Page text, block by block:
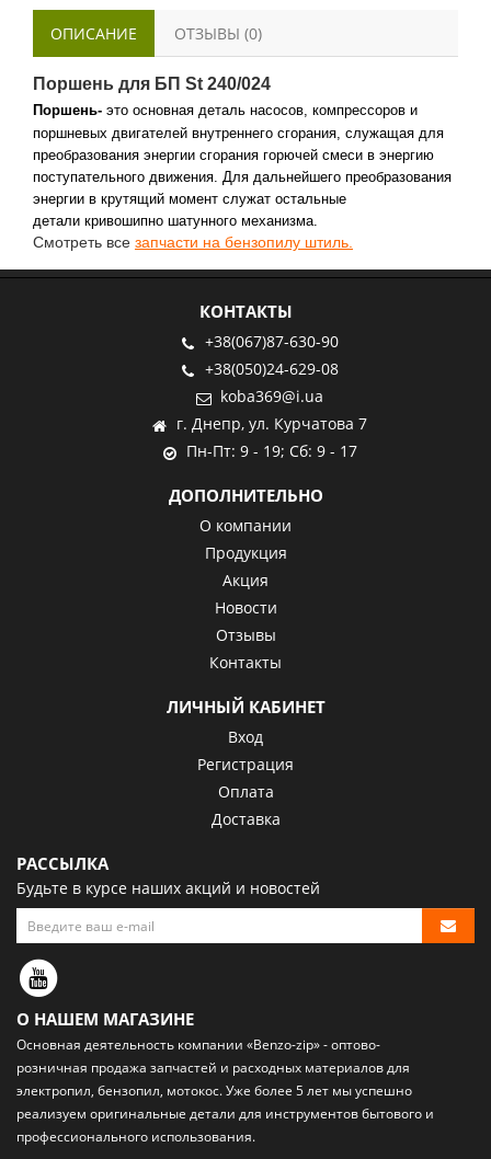
ОПИСАНИЕ ОТЗЫВЫ (0)
Поршень для БП St 240/024
Поршень- это основная деталь насосов, компрессоров и
поршневых двигателей внутреннего сгорания, служащая для
преобразования энергии сгорания горючей смеси в энергию
поступательного движения. Для дальнейшего преобразования
энергии в крутящий момент служат остальные
детали кривошипно шатунного механизма.
Смотреть все запчасти на бензопилу штиль.
КОНТАКТЫ
+38(067)87-630-90
+38(050)24-629-08
koba369@i.ua
г. Днепр, ул. Курчатова 7
Пн-Пт: 9 - 19; Сб: 9 - 17
ДОПОЛНИТЕЛЬНО
О компании
Продукция
Акция
Новости
Отзывы
Контакты
ЛИЧНЫЙ КАБИНЕТ
Вход
Регистрация
Оплата
Доставка
РАССЫЛКА
Будьте в курсе наших акций и новостей
О НАШЕМ МАГАЗИНЕ
Основная деятельность компании «Benzo-zip» - оптово-
розничная продажа запчастей и расходных материаловдля
электропил, бензопил, мотокос. Уже более 5 лет мы успешно
реализуем оригинальные детали для инструментов бытового и
профессионального использования.